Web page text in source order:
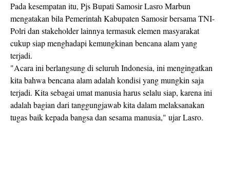
Pada kesempatan itu, Pjs Bupati Samosir Lasro Marbun
mengatakan bila Pemerintah Kabupaten Samosir bersama TNI-
Polri dan stakeholder lainnya termasuk elemen masyarakat
cukup siap menghadapi kemungkinan bencana alam yang
terjadi.
"Acara ini berlangsung di seluruh Indonesia, ini mengingatkan
kita bahwa bencana alam adalah kondisi yang mungkin saja
terjadi. Kita sebagai umat manusia harus selalu siap, karena ini
adalah bagian dari tanggungjawab kita dalam melaksanakan
tugas baik kepada bangsa dan sesama manusia," ujar Lasro.